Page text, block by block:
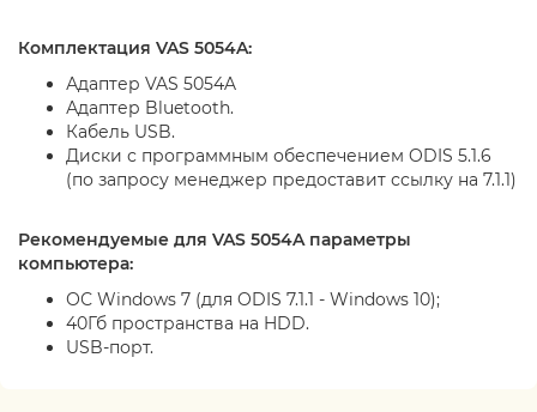
Комплектация VAS 5054A:
Адаптер VAS 5054A
Адаптер Bluetooth.
Кабель USB.
Диски с программным обеспечением ODIS 5.1.6
(по запросу менеджер предоставит ссылку на 7.1.1)
Рекомендуемые для VAS 5054A параметры
компьютера:
ОС Windows 7 (для ODIS 7.1.1 - Windows 10);
40Гб пространства на HDD.
USB-порт.